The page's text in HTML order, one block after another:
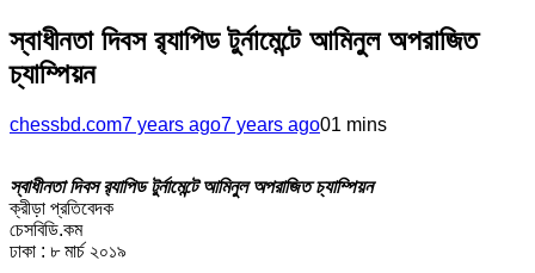
স্বাধীনতা দিবস র‌্যাপিড টুর্নামেন্টে আমিনুল অপরাজিত
চ্যাম্পিয়ন
chessbd.com7 years ago7 years ago01 mins
স্বাধীনতা দিবস র‌্যাপিড টুর্নামেন্টে আমিনুল অপরাজিত চ্যাম্পিয়ন
ক্রীড়া প্রতিবেদক
চেসবিডি.কম
ঢাকা : ৮ মার্চ ২০১৯